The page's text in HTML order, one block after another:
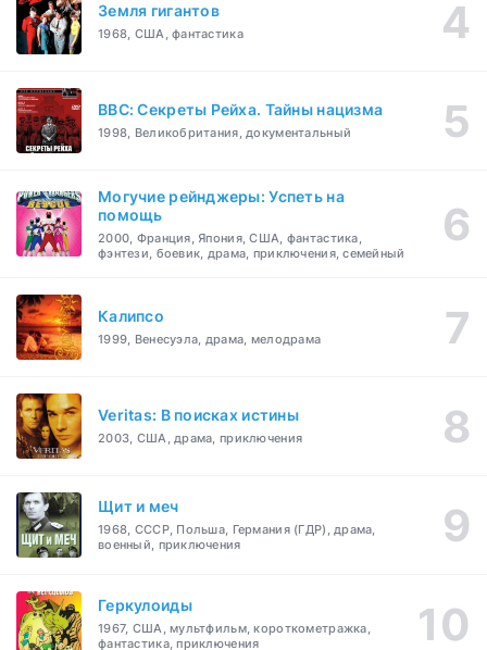
Земля гигантов
1968, США, фантастика
BBC: Секреты Рейха. Тайны нацизма
1998, Великобритания, документальный
Могучие рейнджеры: Успеть на
помощь
2000, Франция, Япония, США, фантастика,
фэнтези, боевик, драма, приключения, семейный
Калипсо
1999, Венесуэла, драма, мелодрама
Veritas: В поисках истины
2003, США, драма, приключения
Щит и меч
1968, СССР, Польша, Германия (ГДР), драма,
военный, приключения
Геркулоиды
1967, США, мультфильм, короткометражка,
фантастика, приключения